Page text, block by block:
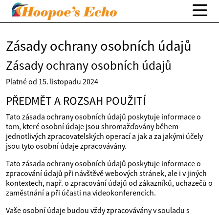
Zásady ochrany osobních údajů
Zásady ochrany osobních údajů
Platné od 15. listopadu 2024
PŘEDMĚT A ROZSAH POUŽITÍ
Tato zásada ochrany osobních údajů poskytuje informace o
tom, které osobní údaje jsou shromažďovány během
jednotlivých zpracovatelských operací a jak a za jakými účely
jsou tyto osobní údaje zpracovávány.
Tato zásada ochrany osobních údajů poskytuje informace o
zpracování údajů při návštěvě webových stránek, ale i v jiných
kontextech, např. o zpracování údajů od zákazníků, uchazečů o
zaměstnání a při účasti na videokonferencích.
Vaše osobní údaje budou vždy zpracovávány v souladu s